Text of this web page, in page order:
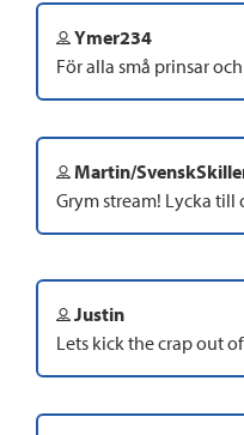
Ymer234
För alla små prinsar
Martin/
Grym stream! Lycka till
Justin
Lets kick the crap out